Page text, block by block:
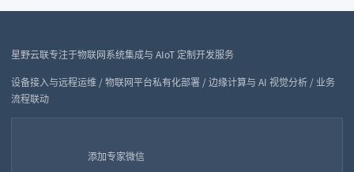
星野云联专注于物联网系统集成与 AIoT 定制开发服务
设备接入与远程运维 / 物联网平台私有化部署 / 边缘计算与 AI 视觉分析 / 业务
流程联动
添加专家微信